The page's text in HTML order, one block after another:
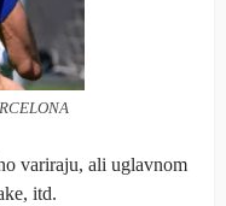
variraju, ali uglavnom
itd.